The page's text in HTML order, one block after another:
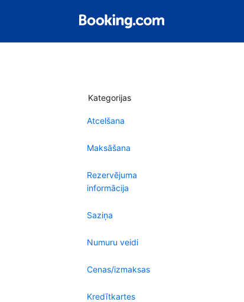
Kategorijas
Atcelšana
Maksāšana
Rezervējuma
informācija
Saziņa
Numuru veidi
Cenas/izmaksas
Kredītkartes